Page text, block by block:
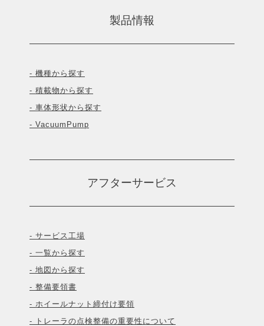
製品情報
- 機種から探す
- 積載物から探す
- 車体形状から探す
- VacuumPump
アフターサービス
- サービス工場
- 一覧から探す
- 地図から探す
- 整備要領書
- ホイールナット締付け要領
- トレーラの点検整備の重要性について